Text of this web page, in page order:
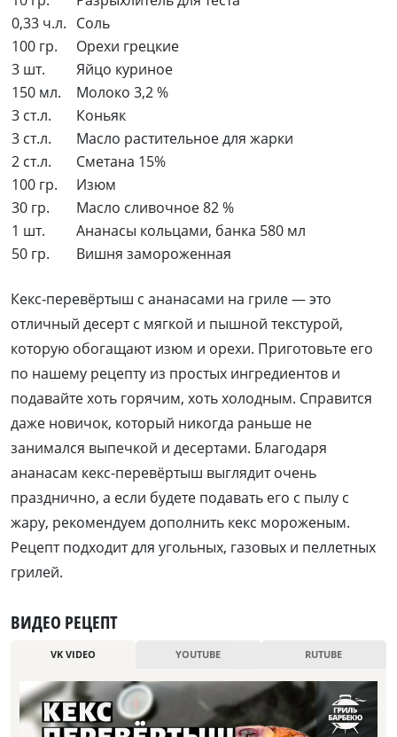
0,33 ч.л. Соль
100 гр.
Орехи грецкие
3 шт.
Яйцо куриное
150 мл.
Молоко 3,2 %
3 ст.л.
Коньяк
3 ст.л.
Масло растительное для жарки
2 ст.л.
Сметана 15%
100 гр.
Изюм
30 гр.
Масло сливочное 82 %
1 шт.
Ананасы кольцами, банка 580 мл
50 гр.
Вишня замороженная
Кекс‑перевёртыш с ананасами на гриле — это
отличный десерт с мягкой и пышной текстурой,
которую обогащают изюм и орехи. Приготовьте его
по нашему рецепту из простых ингредиентов и
подавайте хоть горячим, хоть холодным. Справится
даже новичок, который никогда раньше не
занимался выпечкой и десертами. Благодаря
ананасам кекс-перевёртыш выглядит очень
празднично, а если будете подавать его с пылу с
жару, рекомендуем дополнить кекс мороженым.
Рецепт подходит для угольных, газовых и пеллетных
грилей.
ВИДЕО РЕЦЕПТ
VK VIDEO YOUTUBE RUTUBE